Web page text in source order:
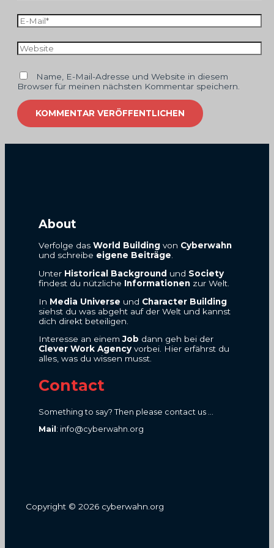
E-
Mail*
Website
Name, E-Mail-Adresse und Website in diesem
Browser für meinen nächsten Kommentar speichern.
About
Verfolge das World Building von Cyberwahn
und schreibe eigene Beiträge.
Unter Historical Background und Society
findest du nützliche Informationen zur Welt.
In Media Universe und Character Building
siehst du was abgeht auf der Welt und kannst
dich direkt beteiligen.
Interesse an einemJob dann geh bei der
Clever Work Agencyvorbei. Hier erfährst du
alles, was du wissen musst.
Contact
Something to say? Then please contact us ...
Mail: info@cyberwahn.org
Copyright © 2026 cyberwahn.org